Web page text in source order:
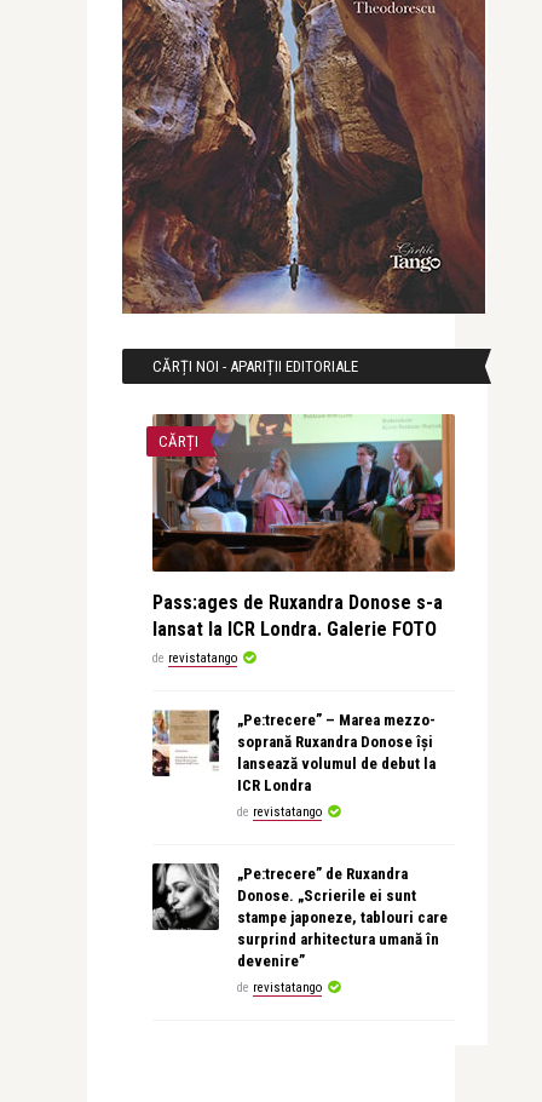
CĂRȚI NOI - APARIȚII EDITORIALE
CĂRȚI
Pass:ages de Ruxandra Donose s-a
lansat la ICR Londra. Galerie FOTO
de revistatango
„Pe:trecere” – Marea mezzo-
soprană Ruxandra Donose își
lansează volumul de debut la
ICR Londra
de revistatango
„Pe:trecere” de Ruxandra
Donose. „Scrierile ei sunt
stampe japoneze, tablouri care
surprind arhitectura umană în
devenire”
de revistatango